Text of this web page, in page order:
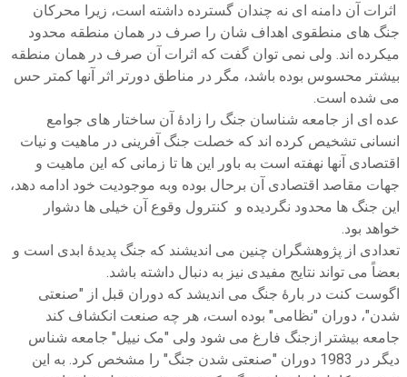
اثرات آن دامنه ای نه چندان گسترده داشته است، زیرا محرکان
جنگ های منطقوی اهداف شان را صرف در همان منطقه محدود
میکرده اند. ولی نمی توان گفت که اثرات آن صرف در همان منطقه
بیشتر محسوس بوده باشد، مگر در مناطق دورتر اثر آنها کمتر حس
می شده است.
عده ای از جامعه شناسان جنگ را زادۀ آن ساختار های جوامع
انسانی تشخیص کرده اند که خصلت جنگ آفرینی در ماهیت و نیات
اقتصادی آنها نهفته است به باور این ها تا زمانی که این ماهیت و
جهات مقاصد اقتصادی آن برحال بوده وبه موجودیت خود ادامه دهد،
این جنگ ها محدود نگردیده و کنترول وقوع آن خیلی ها دشوار
خواهد بود.
تعدادی از پژوهشگران چنین می اندیشند که جنگ پدیدۀ ابدی است و
بعضاً می تواند نتایج مفیدی نیز به دنبال داشته باشد.
اگوست کنت در بارۀ جنگ می اندیشد که دوران قبل از "صنعتی
شدن"، دوران "نظامی" بوده است، هر چه صنعت انکشاف کند
جامعه بیشتر ازجنگ فارغ می شود ولی "مک نییل" جامعه شناس
دیگر در 1983 دوران "صنعتی شدن جنگ" را مشخص کرد. به این